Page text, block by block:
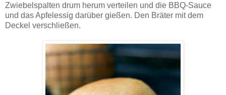
Zwiebelspalten drum herum verteilen und die BBQ-Sauce
und das Apfelessig darüber gießen. Den Bräter mit dem
Deckel verschließen.